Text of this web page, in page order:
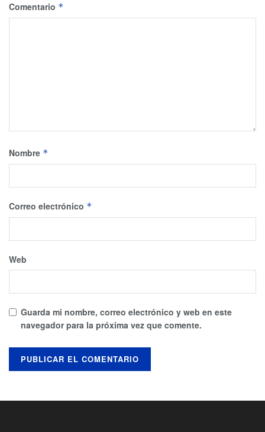
Comentario *
Nombre *
Correo electrónico *
Web
Guarda mi nombre, correo electrónico y web en este
navegador para la próxima vez que comente.